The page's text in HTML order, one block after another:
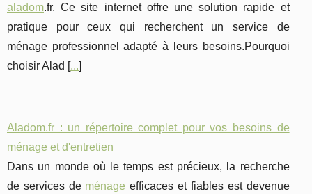
aladom.fr. Ce site internet offre une solution rapide et
pratique pour ceux qui recherchent un service de
ménage professionnel adapté à leurs besoins.Pourquoi
choisir Alad [...]
Aladom.fr : un répertoire complet pour vos besoins de
ménage et d'entretien
Dans un monde où le temps est précieux, la recherche
de services de ménage efficaces et fiables est devenue